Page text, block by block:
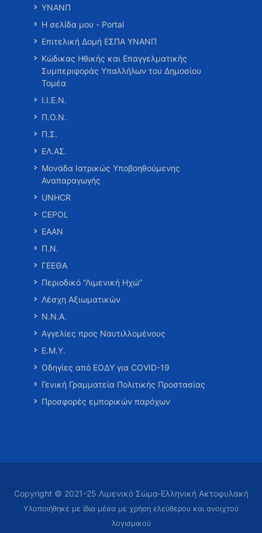
ΥΝΑΝΠ
Η σελίδα μου - Portal
Επιτελική Δομή ΕΣΠΑ ΥΝΑΝΠ
Κώδικας Ηθικής και Επαγγελματικής
Συμπεριφοράς Υπαλλήλων του Δημοσίου
Τομέα
Ι.Ι.Ε.Ν.
Π.Ο.Ν.
Π.Σ.
ΕΛ.ΑΣ.
Μονάδα Ιατρικώς Υποβοηθούμενης
Αναπαραγωγής
UNHCR
CEPOL
ΕΑΑΝ
Π.Ν.
ΓΕΕΘΑ
Περιοδικό “Λιμενική Ηχώ”
Λέσχη Αξιωματικών
Ν.Ν.Α.
Αγγελίες προς Ναυτιλλομένους
Ε.Μ.Υ.
Οδηγίες από ΕΟΔΥ για COVID-19
Γενική Γραμματεία Πολιτικής Προστασίας
Προσφορές εμπορικών παρόχων
Copyright © 2021-25 Λιμενικό Σώμα-Ελληνική Ακτοφυλακή
Υλοποιήθηκε με ίδια μέσα με χρήση ελεύθερου και ανοιχτού
λογισμικού